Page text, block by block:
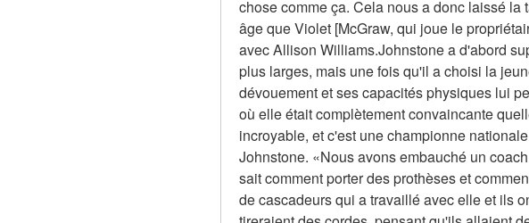
chose comme ça. Cela nous a donc laissé
âge que Violet [McGraw, qui joue le
avec Allison Williams.Johnstone a d'abord
plus larges, mais une fois qu'il a choisi la
dévouement et ses capacités physiques lui
où elle était complètement convaincante
incroyable, et c'est une championne
Johnstone. «Nous avons embauché un
sait comment porter des prothèses et
de cascadeurs qui a travaillé avec elle et ils